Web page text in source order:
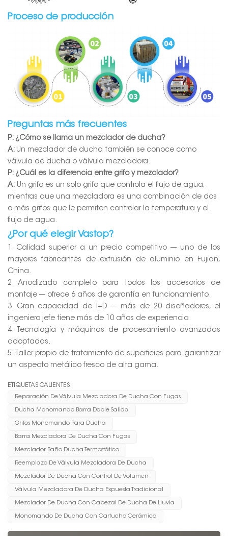
Proceso de producción
Preguntas más frecuentes
P: ¿Cómo se llama un mezclador de ducha?
A: Un mezclador de ducha también se conoce como
válvula de ducha o válvula mezcladora.
P: ¿Cuál es la diferencia entre grifo y mezclador?
A: Un grifo es un solo grifo que controla el flujo de agua,
mientras que una mezcladora es una combinación de dos
o más grifos que le permiten controlar la temperatura y el
flujo de agua.
¿Por qué elegir Vastop?
1. Calidad superior a un precio competitivo --- uno de los
mayores fabricantes de extrusión de aluminio en Fujian,
China.
2. Anodizado completo para todos los accesorios de
montaje --- ofrece 6 años de garantía en funcionamiento.
3. Gran capacidad de I+D --- más de 20 diseñadores, el
ingeniero jefe tiene más de 10 años de experiencia.
4. Tecnología y máquinas de procesamiento avanzadas
adoptadas.
5. Taller propio de tratamiento de superficies para garantizar
un aspecto metálico fresco de alta gama.
ETIQUETAS CALIENTES :
Reparación De Válvula Mezcladora De Ducha Con Fugas
Ducha Monomando Barra Doble Salida
Grifos Monomando Para Ducha
Barra Mezcladora De Ducha Con Fugas
Mezclador Baño Ducha Termostático
Reemplazo De Válvula Mezcladora De Ducha
Mezclador De Ducha Con Control De Volumen
Válvula Mezcladora De Ducha Expuesta Tradicional
Mezclador De Ducha Con Cabezal De Ducha De Lluvia
Monomando De Ducha Con Cartucho Cerámico